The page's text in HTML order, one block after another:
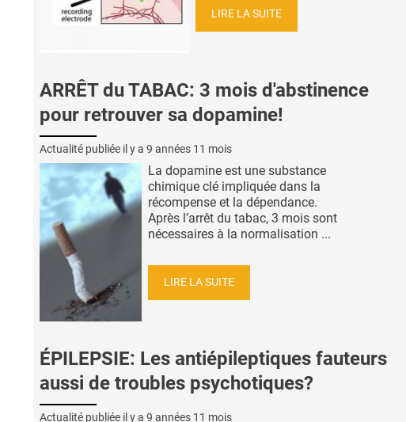
LIRE LA SUITE
ARRÊT du TABAC: 3 mois d'abstinence
pour retrouver sa dopamine!
Actualité publiée il y a 9 années 11 mois
La dopamine est une substance
chimique clé impliquée dans la
récompense et la dépendance.
Après l’arrêt du tabac, 3 mois sont
nécessaires à la normalisation ...
LIRE LA SUITE
ÉPILEPSIE: Les antiépileptiques fauteurs
aussi de troubles psychotiques?
Actualité publiée il y a 9 années 11 mois